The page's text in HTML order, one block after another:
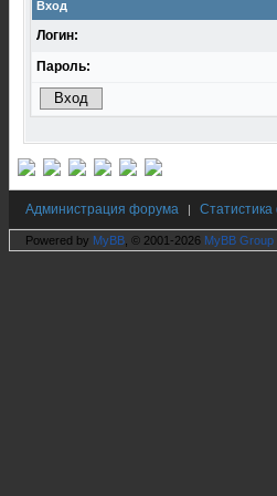
Вход
Логин:
Пароль:
Администрация форума |
Powered by MyBB , © 2001-2026 MyBB Group